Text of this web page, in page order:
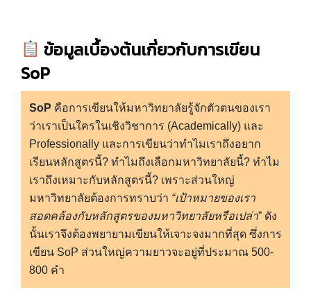
ข้อมูลเบื้องต้นเกี่ยวกับการเขียน
SoP
SoP คือการเขียนให้มหาวิทยาลัยรู้จักตัวตนของเรา
ว่าเราเป็นใครในเชิงวิชาการ (Academically) และ
Professionally และการเขียนว่าทำไมเราถึงอยาก
เรียนหลักสูตรนี้? ทำไมถึงเลือกมหาวิทยาลัยนี้? ทำไม
เราถึงเหมาะกับหลักสูตรนี้? เพราะส่วนใหญ่
มหาวิทยาลัยต้องการทราบว่า “เป้าหมายของเรา
สอดคล้องกับหลักสูตรของมหาวิทยาลัยหรือเปล่า” ดัง
นั้นเราจึงต้องพยายามเขียนให้เจาะจงมากที่สุด ซึ่งการ
เขียน SoP ส่วนใหญ่ความยาวจะอยู่ที่ประมาณ 500-
800 คำ